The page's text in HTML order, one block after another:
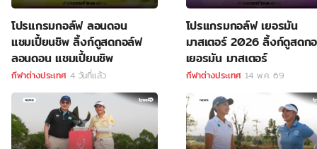
โปรแกรมกอล์ฟ ลอนดอน
แชมเปี้ยนชิพ ลิ้งก์ดูสดกอล์ฟ
ลอนดอน แชมเปี้ยนชิพ
กีฬาต่างประเทศ 4 วันที่แล้ว
โปรแกรมกอล์ฟ เยอรมัน
มาสเตอร์ 2026 ลิ้งก์ดูสดก
เยอรมัน มาสเตอร์
กีฬาต่างประเทศ 14 พ.ค. 69